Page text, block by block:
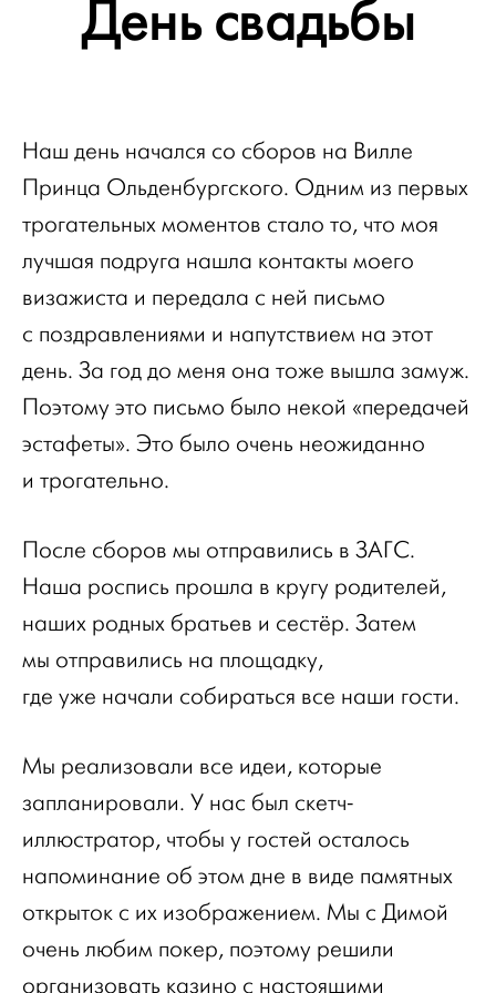
День свадьбы
Наш день начался со сборов на Вилле
Принца Ольденбургского. Одним из первых
трогательных моментов стало то, что моя
лучшая подруга нашла контакты моего
визажиста и передала с ней письмо
с поздравлениями и напутствием на этот
день. За год до меня она тоже вышла замуж.
Поэтому это письмо было некой «передачей
эстафеты». Это было очень неожиданно
и трогательно.
После сборов мы отправились в ЗАГС.
Наша роспись прошла в кругу родителей,
наших родных братьев и сестёр. Затем
мы отправились на площадку,
где уже начали собираться все наши гости.
Мы реализовали все идеи, которые
запланировали. У нас был скетч-
иллюстратор, чтобы у гостей осталось
напоминание об этом дне в виде памятных
открыток с их изображением. Мы с Димой
очень любим покер, поэтому решили
организовать казино с настоящими